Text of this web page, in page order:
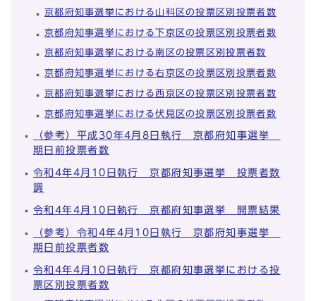
京都府知事選挙における山科区の投票区別投票者数
京都府知事選挙における下京区の投票区別投票者数
京都府知事選挙における南区の投票区別投票者数
京都府知事選挙における右京区の投票区別投票者数
京都府知事選挙における西京区の投票区別投票者数
京都府知事選挙における伏見区の投票区別投票者数
（参考）平成30年4月8日執行 京都府知事選挙
期日前投票者数
令和4年4月10日執行 京都府知事選挙 投票者数
調
令和4年4月10日執行 京都府知事選挙 開票結果
（参考）令和4年4月10日執行 京都府知事選挙
期日前投票者数
令和4年4月10日執行 京都府知事選挙における投
票区別投票者数